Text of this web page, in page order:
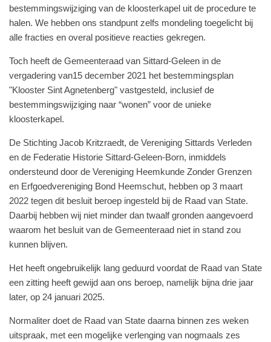
bestemmingswijziging van de kloosterkapel uit de procedure te
halen. We hebben ons standpunt zelfs mondeling toegelicht bij
alle fracties en overal positieve reacties gekregen.
Toch heeft de Gemeenteraad van Sittard-Geleen in de
vergadering van15 december 2021 het bestemmingsplan
"Klooster Sint Agnetenberg" vastgesteld, inclusief de
bestemmingswijziging naar “wonen” voor de unieke
kloosterkapel.
De Stichting Jacob Kritzraedt, de Vereniging Sittards Verleden
en de Federatie Historie Sittard-Geleen-Born, inmiddels
ondersteund door de Vereniging Heemkunde Zonder Grenzen
en Erfgoedvereniging Bond Heemschut, hebben op 3 maart
2022 tegen dit besluit beroep ingesteld bij de Raad van State.
Daarbij hebben wij niet minder dan twaalf gronden aangevoerd
waarom het besluit van de Gemeenteraad niet in stand zou
kunnen blijven.
Het heeft ongebruikelijk lang geduurd voordat de Raad van State
een zitting heeft gewijd aan ons beroep, namelijk bijna drie jaar
later, op 24 januari 2025.
Normaliter doet de Raad van State daarna binnen zes weken
uitspraak, met een mogelijke verlenging van nogmaals zes